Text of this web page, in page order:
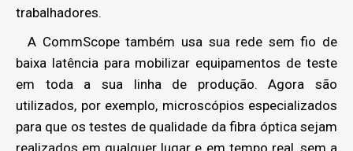
trabalhadores.
A CommScope também usa sua rede sem fio de
baixa latência para mobilizar equipamentos de teste
em toda a sua linha de produção. Agora são
utilizados, por exemplo, microscópios especializados
para que os testes de qualidade da fibra óptica sejam
realizados em qualquer lugar e em tempo real, sem a